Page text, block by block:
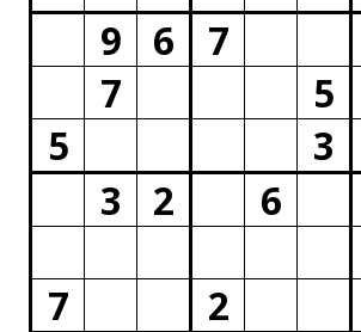
9
6 7
7
5
5
3
3
2
6
7
2